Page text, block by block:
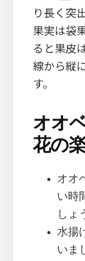
り長く突
果実は袋
ると果皮
線から縦
す。
オオ
花の
オオ
い時
しょ
水揚
いま